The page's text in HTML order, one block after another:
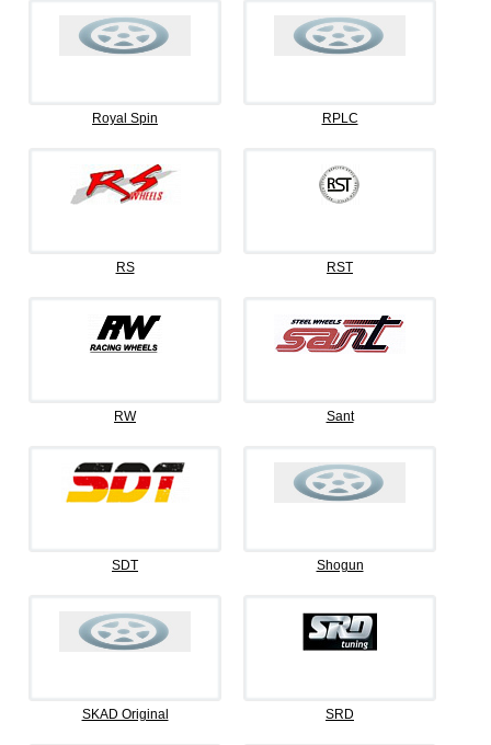
Royal Spin RPLC
RS RST
RW Sant
SDT Shogun
SKAD Original SRD